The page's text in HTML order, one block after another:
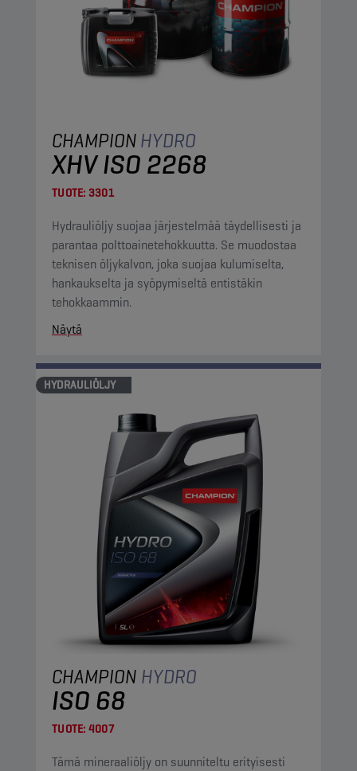
CHAMPIONHYDRO
XHV ISO 2268
TUOTE: 3301
Hydrauliöljy suojaa järjestelmää täydellisesti ja
parantaa polttoainetehokkuutta. Se muodostaa
teknisen öljykalvon, joka suojaa kulumiselta,
hankaukselta ja syöpymiseltä entistäkin
tehokkaammin.
Näytä
HYDRAULIÖLJY
CHAMPION HYDRO
ISO 68
TUOTE: 4007
Tämä mineraaliöljy on suunniteltu erityisesti